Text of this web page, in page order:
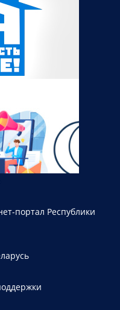
портал Республики